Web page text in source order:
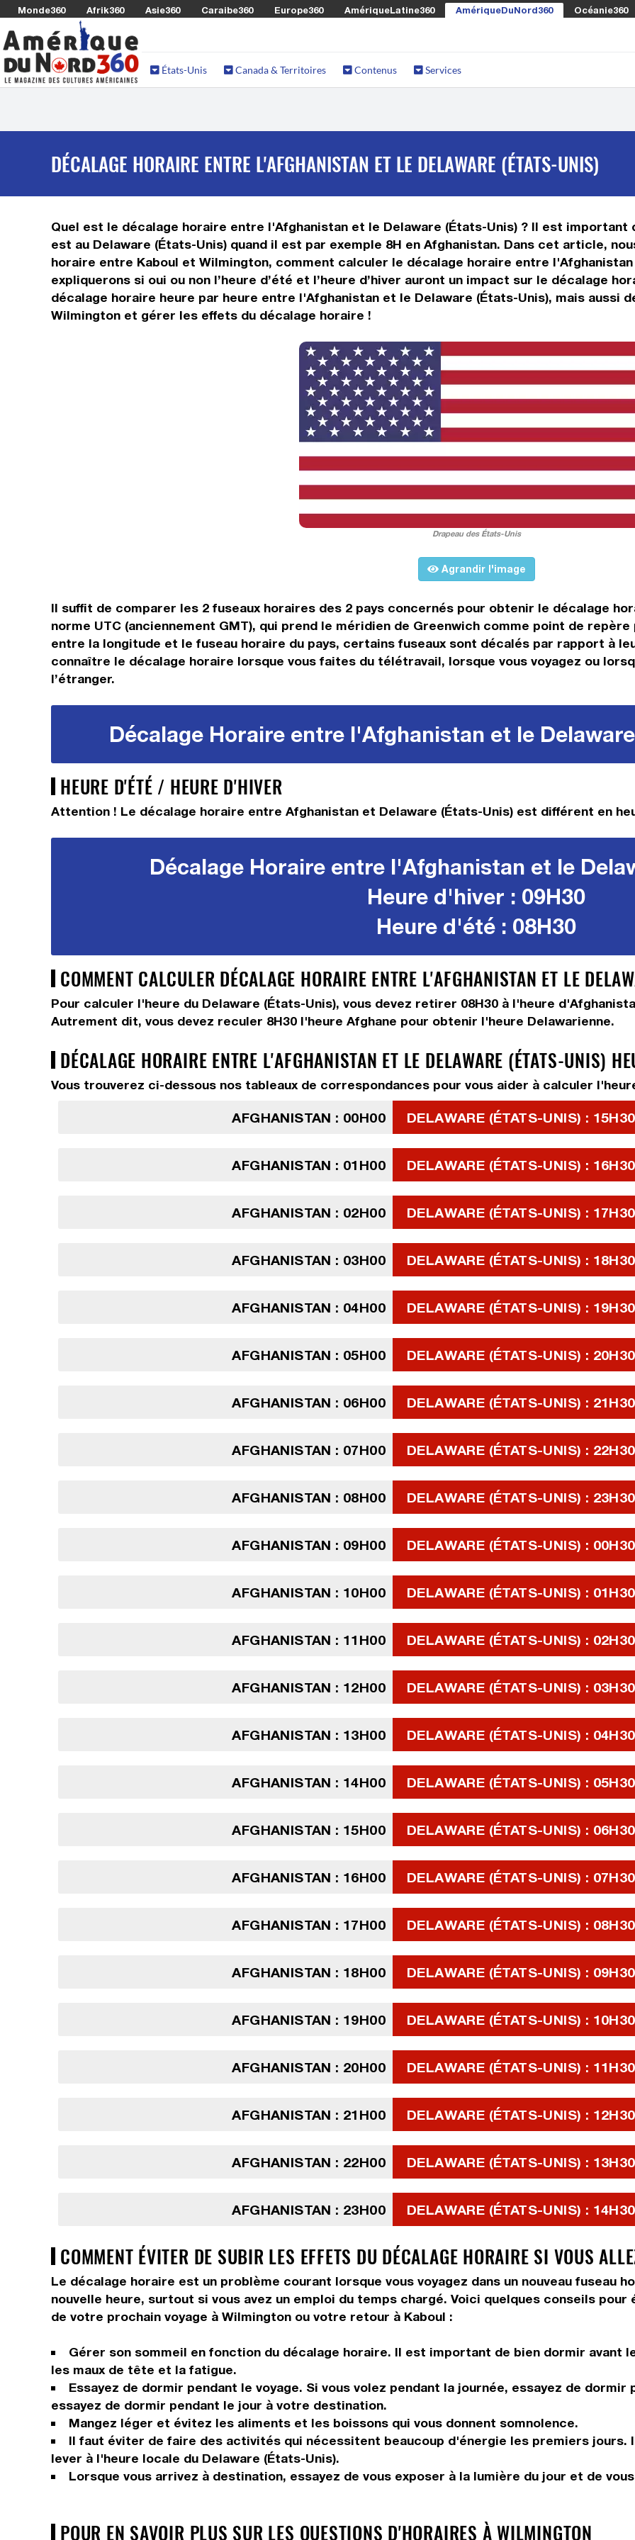
Monde360 Afrik360 Asie360 Caraibe360 Europe360 AmériqueLatine360 AmériqueDuNord360 Océanie360
États-Unis Canada & Territoires Contenus Services
DÉCALAGE HORAIRE ENTRE L'AFGHANISTAN ET LE DELAWARE (ÉTATS-UNIS)
Quel est le décalage horaire entre l'Afghanistan et le Delaware (États-Unis) ? Il est
est au Delaware (États-Unis) quand il est par exemple 8H en Afghanistan. Dans cet article,
horaire entre Kaboul et Wilmington, comment calculer le décalage horaire entre
expliquerons si oui ou non l’heure d’été et l’heure d’hiver auront un impact sur le décalage
décalage horaire heure par heure entre l'Afghanistan et le Delaware (États-Unis), mais aussi
Wilmington et gérer les effets du décalage horaire !
Drapeau des États-Unis
Agrandir l'image
Il suffit de comparer les 2 fuseaux horaires des 2 pays concernés pour obtenir le décalage
norme UTC (anciennement GMT), qui prend le méridien de Greenwich comme point de repère
entre la longitude et le fuseau horaire du pays, certains fuseaux sont décalés par rapport à
connaître le décalage horaire lorsque vous faites du télétravail, lorsque vous voyagez ou
l’étranger.
Décalage Horaire entre l'Afghanistan et le
HEURE D'ÉTÉ / HEURE D'HIVER
Attention ! Le décalage horaire entre Afghanistan et Delaware (États-Unis) est différent en
Décalage Horaire entre l'Afghanistan et le
Heure d'hiver : 09H30
Heure d'été : 08H30
COMMENT CALCULER DÉCALAGE HORAIRE ENTRE L'AFGHANISTAN ET LE
Pour calculer l'heure du Delaware (États-Unis), vous devez retirer 08H30 à l'heure
Autrement dit, vous devez reculer 8H30 l'heure Afghane pour obtenir l'heure Delawarienne.
DÉCALAGE HORAIRE ENTRE L'AFGHANISTAN ET LE DELAWARE (ÉTATS-UNIS)
Vous trouverez ci-dessous nos tableaux de correspondances pour vous aider à calculer
AFGHANISTAN : 00H00 DELAWARE (ÉTATS-UNIS) :
AFGHANISTAN : 01H00 DELAWARE (ÉTATS-UNIS) :
AFGHANISTAN : 02H00 DELAWARE (ÉTATS-UNIS) :
AFGHANISTAN : 03H00 DELAWARE (ÉTATS-UNIS) :
AFGHANISTAN : 04H00 DELAWARE (ÉTATS-UNIS) :
AFGHANISTAN : 05H00 DELAWARE (ÉTATS-UNIS) :
AFGHANISTAN : 06H00 DELAWARE (ÉTATS-UNIS) :
AFGHANISTAN : 07H00 DELAWARE (ÉTATS-UNIS) :
AFGHANISTAN : 08H00 DELAWARE (ÉTATS-UNIS) :
AFGHANISTAN : 09H00 DELAWARE (ÉTATS-UNIS) : 00H30
AFGHANISTAN : 10H00 DELAWARE (ÉTATS-UNIS) : 01H30
AFGHANISTAN : 11H00 DELAWARE (ÉTATS-UNIS) : 02H30
AFGHANISTAN : 12H00 DELAWARE (ÉTATS-UNIS) : 03H30
AFGHANISTAN : 13H00 DELAWARE (ÉTATS-UNIS) : 04H30
AFGHANISTAN : 14H00 DELAWARE (ÉTATS-UNIS) : 05H30
AFGHANISTAN : 15H00 DELAWARE (ÉTATS-UNIS) : 06H30
AFGHANISTAN : 16H00 DELAWARE (ÉTATS-UNIS) : 07H30
AFGHANISTAN : 17H00 DELAWARE (ÉTATS-UNIS) : 08H30
AFGHANISTAN : 18H00 DELAWARE (ÉTATS-UNIS) : 09H30
AFGHANISTAN : 19H00 DELAWARE (ÉTATS-UNIS) : 10H30
AFGHANISTAN : 20H00 DELAWARE (ÉTATS-UNIS) : 11H30
AFGHANISTAN : 21H00 DELAWARE (ÉTATS-UNIS) : 12H30
AFGHANISTAN : 22H00 DELAWARE (ÉTATS-UNIS) : 13H30
AFGHANISTAN : 23H00 DELAWARE (ÉTATS-UNIS) : 14H30
COMMENT ÉVITER DE SUBIR LES EFFETS DU DÉCALAGE HORAIRE SI VOUS
Le décalage horaire est un problème courant lorsque vous voyagez dans un nouveau fuseau
nouvelle heure, surtout si vous avez un emploi du temps chargé. Voici quelques conseils
de votre prochain voyage à Wilmington ou votre retour à Kaboul :
Gérer son sommeil en fonction du décalage horaire. Il est important de bien dormir avant
les maux de tête et la fatigue.
Essayez de dormir pendant le voyage. Si vous volez pendant la journée, essayez de dormir
essayez de dormir pendant le jour à votre destination.
Mangez léger et évitez les aliments et les boissons qui vous donnent somnolence.
Il faut éviter de faire des activités qui nécessitent beaucoup d'énergie les premiers jours.
lever à l'heure locale du Delaware (États-Unis).
Lorsque vous arrivez à destination, essayez de vous exposer à la lumière du jour et de
POUR EN SAVOIR PLUS SUR LES QUESTIONS D'HORAIRES À WILMINGTON